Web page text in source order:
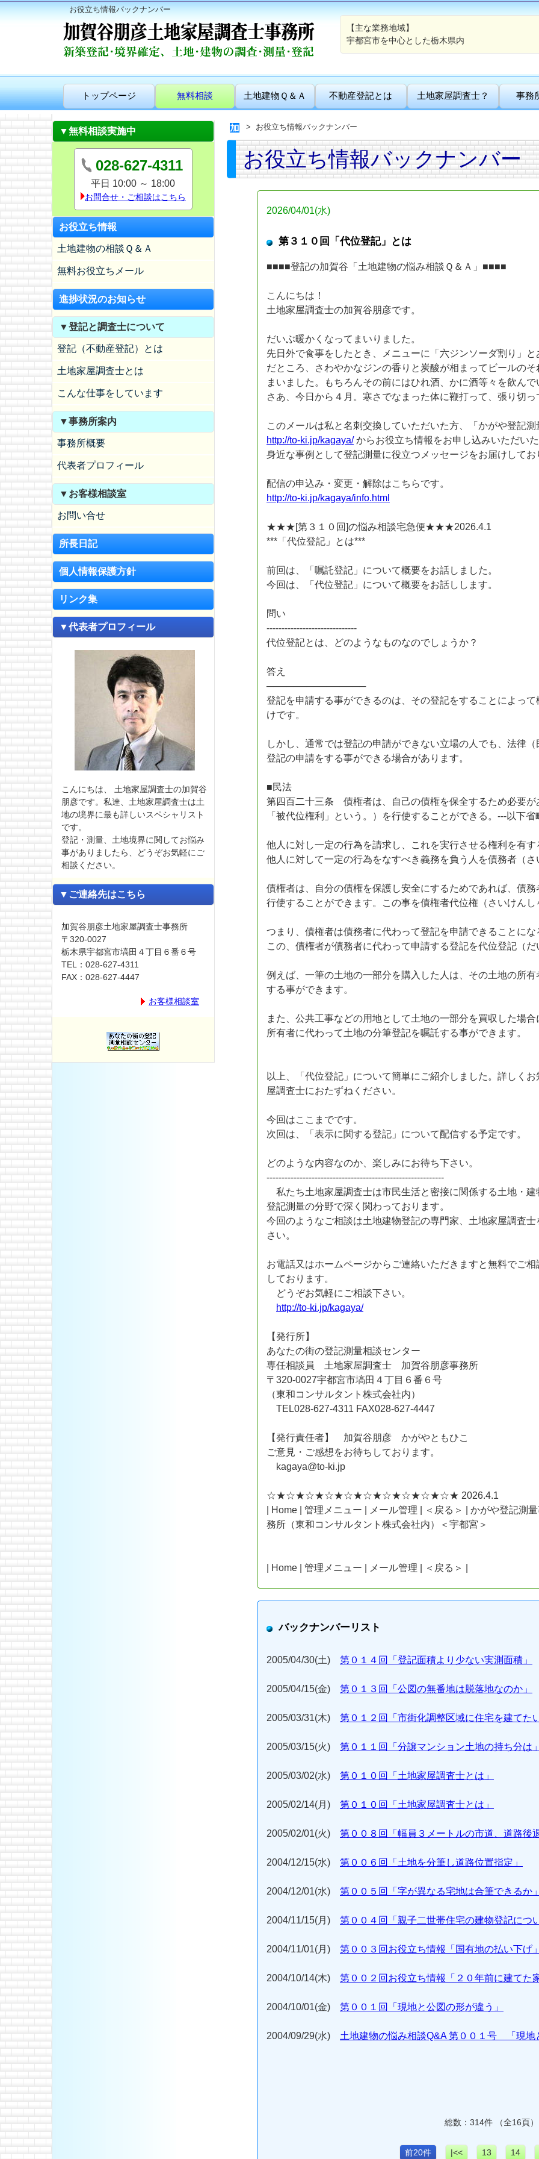
お役立ち情報バックナンバー
【主な業務地域】
宇都宮市を中心とした栃木県内
トップページ 無料相談 土地建物Ｑ＆Ａ 不動産登記とは 土地家屋調査士？ 事務
▼無料相談実施中
028-627-4311
平日 10:00 ～ 18:00
お問合せ・ご相談はこちら
お役立ち情報
土地建物の相談Ｑ＆Ａ
無料お役立ちメール
進捗状況のお知らせ
▼登記と調査士について
登記（不動産登記）とは
土地家屋調査士とは
こんな仕事をしています
▼事務所案内
事務所概要
代表者プロフィール
▼お客様相談室
お問い合せ
所長日記
個人情報保護方針
リンク集
▼代表者プロフィール
こんにちは、 土地家屋調査士の加賀谷
朋彦です。私達、土地家屋調査士は土
地の境界に最も詳しいスペシャリスト
です。
登記・測量、土地境界に関してお悩み
事がありましたら、どうぞお気軽にご
相談ください。
▼ご連絡先はこちら
加賀谷朋彦土地家屋調査士事務所
〒320-0027
栃木県宇都宮市塙田４丁目６番６号
TEL：028-627-4311
FAX：028-627-4447
お客様相談室
お役立ち情報バックナンバー
お役立ち情報バックナンバー
2026/04/01(水)
第３１０回「代位登記」とは
■■■■登記の加賀谷「土地建物の悩み相談Ｑ＆Ａ」■■■■
こんにちは！
土地家屋調査士の加賀谷朋彦です。
だいぶ暖かくなってまいりました。
先日外で食事をしたとき、メニューに「六ジンソーダ割り」
だところ、さわやかなジンの香りと炭酸が相まってビールの
まいました。もちろんその前にはひれ酒、かに酒等々を飲ん
さあ、今日から４月。寒さでなまった体に鞭打って、張り切
このメールは私と名刺交換していただいた方、「かがや登記測
http://to-ki.jp/kagaya/からお役立ち情報をお申し込みいただい
身近な事例として登記測量に役立つメッセージをお届けしてお
配信の申込み・変更・解除はこちらです。
http://to-ki.jp/kagaya/info.html
★★★[第３１０回]の悩み相談宅急便★★★2026.4.1
***「代位登記」とは***
前回は、「嘱託登記」について概要をお話しました。
今回は、「代位登記」について概要をお話しします。
問い
------------------------------
代位登記とは、どのようなものなのでしょうか？
答え
───────────────
登記を申請する事ができるのは、その登記をすることによっ
けです。
しかし、通常では登記の申請ができない立場の人でも、法律
登記の申請をする事ができる場合があります。
■民法
第四百二十三条 債権者は、自己の債権を保全するため必要
「被代位権利」という。）を行使することができる。---以下省
他人に対し一定の行為を請求し、これを実行させる権利を有
他人に対して一定の行為をなすべき義務を負う人を債務者（
債権者は、自分の債権を保護し安全にするためであれば、債
行使することができます。この事を債権者代位権（さいけん
つまり、債権者は債務者に代わって登記を申請できることにな
この、債権者が債務者に代わって申請する登記を代位登記（
例えば、一筆の土地の一部分を購入した人は、その土地の所
する事ができます。
また、公共工事などの用地として土地の一部分を買収した場
所有者に代わって土地の分筆登記を嘱託する事ができます。
以上、「代位登記」について簡単にご紹介しました。詳しく
屋調査士におたずねください。
今回はここまでです。
次回は、「表示に関する登記」について配信する予定です。
どのような内容なのか、楽しみにお待ち下さい。
-----------------------------------------------------------
私たち土地家屋調査士は市民生活と密接に関係する土地・建
登記測量の分野で深く関わっております。
今回のようなご相談は土地建物登記の専門家、土地家屋調査士
さい。
お電話又はホームページからご連絡いただきますと無料でご相
しております。
どうぞお気軽にご相談下さい。
http://to-ki.jp/kagaya/
【発行所】
あなたの街の登記測量相談センター
専任相談員 土地家屋調査士 加賀谷朋彦事務所
〒320-0027宇都宮市塙田４丁目６番６号
（東和コンサルタント株式会社内）
TEL028-627-4311 FAX028-627-4447
【発行責任者】 加賀谷朋彦 かがやともひこ
ご意見・ご感想をお待ちしております。
kagaya@to-ki.jp
☆★☆★☆★☆★☆★☆★☆★☆★☆★☆★ 2026.4.1
| Home | 管理メニュー | メール管理 | ＜戻る＞ | かがや登記測
務所（東和コンサルタント株式会社内）＜宇都宮＞
| Home | 管理メニュー | メール管理 | ＜戻る＞ |
バックナンバーリスト
2005/04/30(土)第０１４回「登記面積より少ない実測面積」
2005/04/15(金)第０１３回「公図の無番地は脱落地なのか」
2005/03/31(木)第０１２回「市街化調整区域に住宅を建てた
2005/03/15(火)第０１１回「分譲マンション土地の持ち分は
2005/03/02(水)第０１０回「土地家屋調査士とは」
2005/02/14(月)第０１０回「土地家屋調査士とは」
2005/02/01(火)第００８回「幅員３メートルの市道、道路後
2004/12/15(水)第００６回「土地を分筆し道路位置指定」
2004/12/01(水)第００５回「字が異なる宅地は合筆できるか
2004/11/15(月)第００４回「親子二世帯住宅の建物登記につ
2004/11/01(月)第００３回お役立ち情報「国有地の払い下げ
2004/10/14(木)第００２回お役立ち情報「２０年前に建てた
2004/10/01(金)第００１回「現地と公図の形が違う」
2004/09/29(水) 土地建物の悩み相談Q&A 第００１号 「現地
総数：314件 （全16頁）
前20件 |<< 13 14